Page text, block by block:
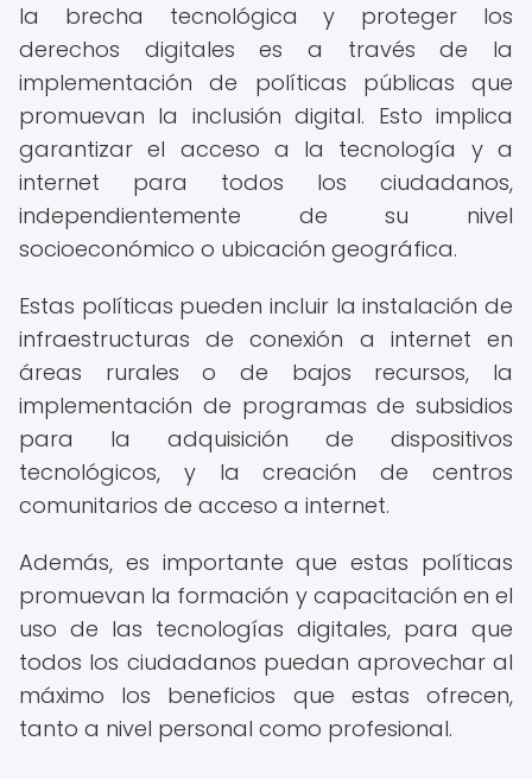
la brecha tecnológica y proteger los
derechos digitales es a través de la
implementación de políticas públicas que
promuevan la inclusión digital. Esto implica
garantizar el acceso a la tecnología y a
internet para todos los ciudadanos,
independientemente de su nivel
socioeconómico o ubicación geográfica.
Estas políticas pueden incluir la instalación de
infraestructuras de conexión a internet en
áreas rurales o de bajos recursos, la
implementación de programas de subsidios
para la adquisición de dispositivos
tecnológicos, y la creación de centros
comunitarios de acceso a internet.
Además, es importante que estas políticas
promuevan la formación y capacitación en el
uso de las tecnologías digitales, para que
todos los ciudadanos puedan aprovechar al
máximo los beneficios que estas ofrecen,
tanto a nivel personal como profesional.